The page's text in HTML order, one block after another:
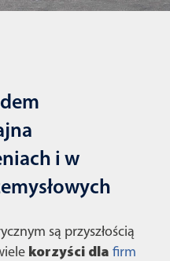
i w
są przyszłością
korzyści dla firm